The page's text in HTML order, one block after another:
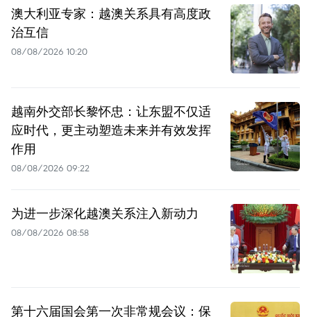
澳大利亚专家：越澳关系具有高度政
治互信
08/08/2026 10:20
越南外交部长黎怀忠：让东盟不仅适
应时代，更主动塑造未来并有效发挥
作用
08/08/2026 09:22
为进一步深化越澳关系注入新动力
08/08/2026 08:58
第十六届国会第一次非常规会议：保